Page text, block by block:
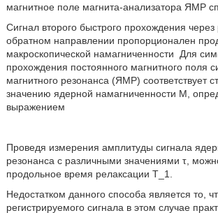
магнитное поле магнита-анализатора ЯМР
Сигнал второго быстрого прохождения через
обратном направлении пропорционален
макроскопической намагниченности
Для
прохождения постоянного магнитного поля
магнитного резонанса (ЯМР) соответствует
значению ядерной намагниченности М,
выражением
Проведя измерения амплитуды сигнала
резонанса с различными значениями τ,
продольное время релаксации T_1.
Недостатком данного способа является то,
регистрируемого сигнала в этом случае